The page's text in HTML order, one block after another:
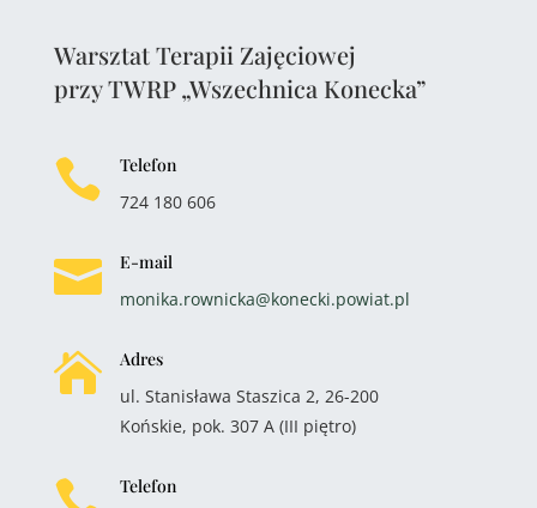
Warsztat Terapii Zajęciowej
przy TWRP „Wszechnica Konecka”

Telefon
724 180 606

E-mail
monika.rownicka@konecki.powiat.pl

Adres
ul. Stanisława Staszica 2, 26-200
Końskie, pok. 307 A (III piętro)
Telefon